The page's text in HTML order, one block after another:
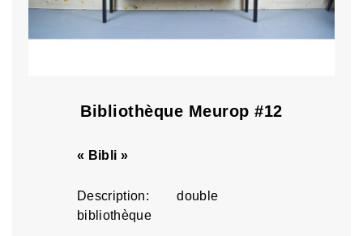
Bibliothèque Meurop #12
« Bibli »
Description: double
bibliothèque